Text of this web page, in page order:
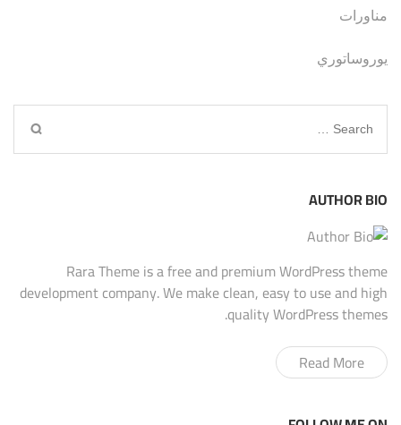
مناورات
يوروساتوري
Search
for:
AUTHOR BIO
Rara Theme is a free and premium WordPress theme
development company. We make clean, easy to use and high
quality WordPress themes.
Read More